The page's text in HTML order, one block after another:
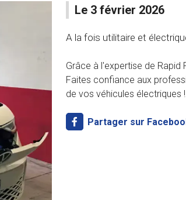
Le 3 février 2026
A la fois utilitaire et
Grâce à l'expertise de Rapid
Faites confiance aux
de vos véhicules électriques !
Partager sur